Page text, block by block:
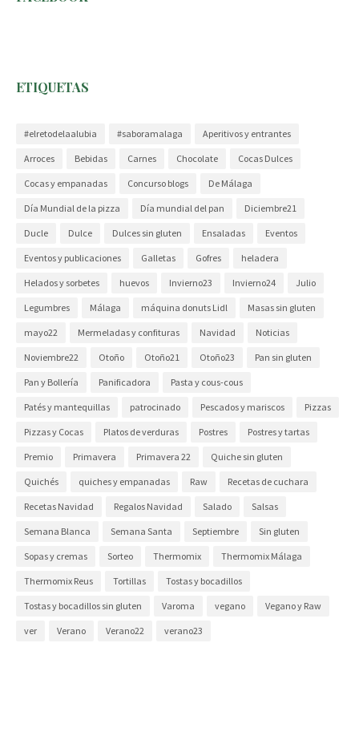
ETIQUETAS
#elretodelaalubia #saboramalaga Aperitivos y entrantes
Arroces Bebidas Carnes Chocolate Cocas Dulces
Cocas y empanadas Concurso blogs De Málaga
Día Mundial de la pizza Día mundial del pan Diciembre21
Ducle Dulce Dulces sin gluten Ensaladas Eventos
Eventos y publicaciones Galletas Gofres heladera
Helados y sorbetes huevos Invierno23 Invierno24 Julio
Legumbres Málaga máquina donuts Lidl Masas sin gluten
mayo22 Mermeladas y confituras Navidad Noticias
Noviembre22 Otoño Otoño21 Otoño23 Pan sin gluten
Pan y Bollería Panificadora Pasta y cous-cous
Patés y mantequillas patrocinado Pescados y mariscos Pizzas
Pizzas y Cocas Platos de verduras Postres Postres y tartas
Premio Primavera Primavera 22 Quiche sin gluten
Quichés quiches y empanadas Raw Recetas de cuchara
Recetas Navidad Regalos Navidad Salado Salsas
Semana Blanca Semana Santa Septiembre Sin gluten
Sopas y cremas Sorteo Thermomix Thermomix Málaga
Thermomix Reus Tortillas Tostas y bocadillos
Tostas y bocadillos sin gluten Varoma vegano Vegano y Raw
ver Verano Verano22 verano23